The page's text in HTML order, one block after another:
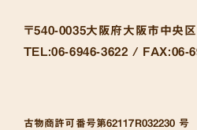
〒540-0035大阪府大阪市中央
TEL:06-6946-3622 / FAX:06-
古物商許可番号第62117R032230 号